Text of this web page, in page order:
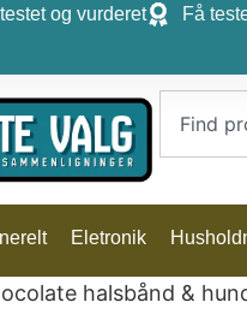
og vurderet Få
Eletronik
halsbånd &